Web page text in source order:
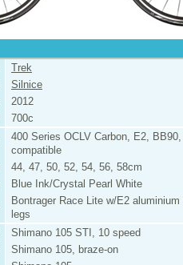
Trek
Silnice
2012
700c
400 Series OCLV Carbon, E2,
compatible
44, 47, 50, 52, 54, 56, 58cm
Blue Ink/Crystal Pearl White
Bontrager Race Lite w/E2
legs
Shimano 105 STI, 10 speed
Shimano 105, braze-on